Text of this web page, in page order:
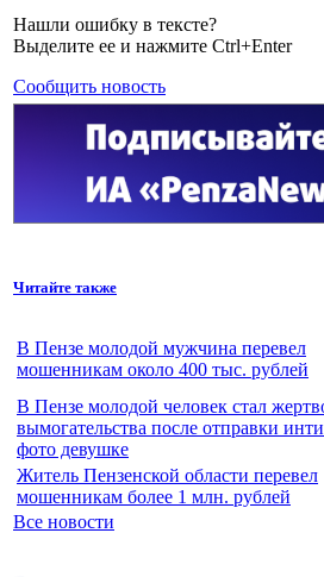
Нашли ошибку в тексте?
Выделите ее и нажмите Ctrl+Enter
Сообщить новость
Читайте также
В Пензе молодой мужчина перевел
мошенникам около 400 тыс. рублей
В Пензе молодой человек стал
вымогательства после отправки
фото девушке
Житель Пензенской области перевел
мошенникам более 1 млн. рублей
Все новости